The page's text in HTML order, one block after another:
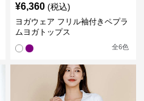
¥6,360 (税込)
ヨガウェア フリル袖付きペプラ
ムヨガトップス
全6色